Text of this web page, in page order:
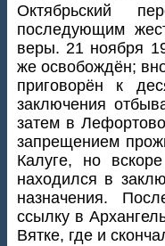
Октябрьский
последующим
веры. 21 ноября
же освобождён;
приговорён к
заключения
затем в
запрещением
Калуге, но
находился в
назначения.
ссылку в
Вятке, где и